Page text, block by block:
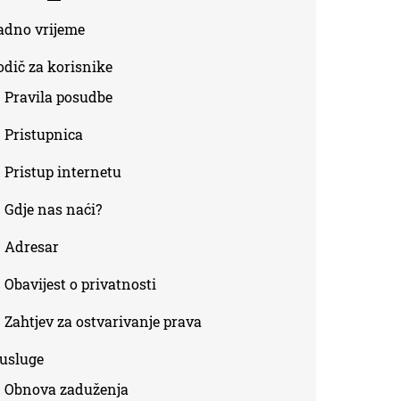
external)
vrijeme
za korisnike
Pravila posudbe
Pristupnica
Pristup internetu
Gdje nas naći?
Adresar
Obavijest o privatnosti
Zahtjev za ostvarivanje prava
Obnova zaduženja